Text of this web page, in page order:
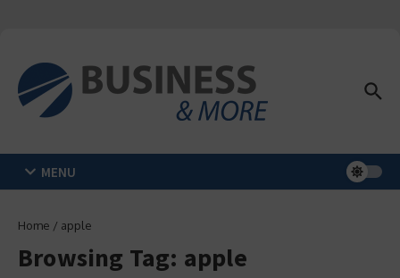
MENU
Home / apple
Browsing Tag: apple